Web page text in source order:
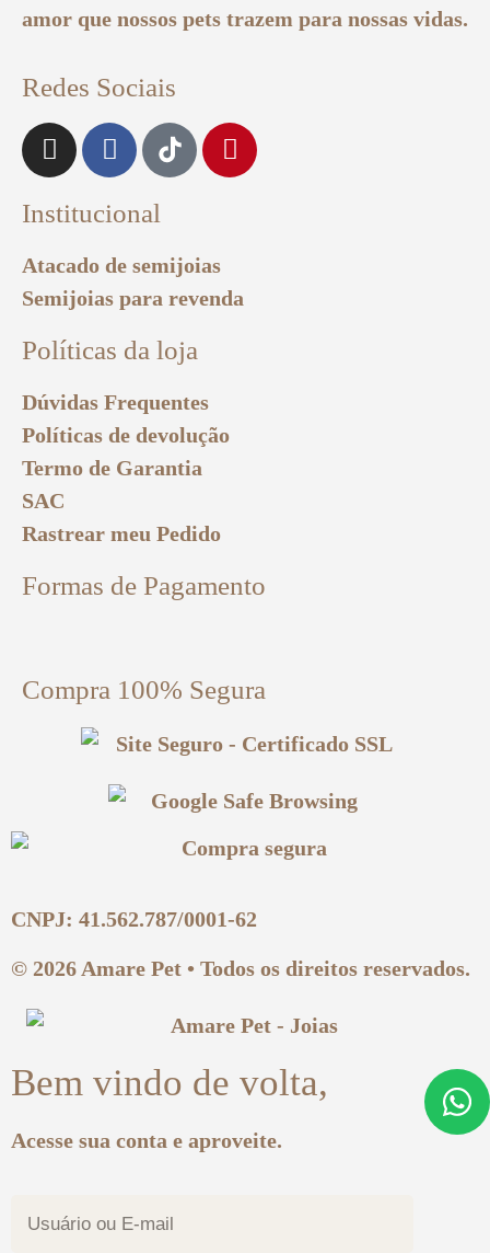
amor que nossos pets trazem para nossas vidas.
Redes Sociais
Institucional
Atacado de semijoias
Semijoias para revenda
Políticas da loja
Dúvidas Frequentes
Políticas de devolução
Termo de Garantia
SAC
Rastrear meu Pedido
Formas de Pagamento
Compra 100% Segura
CNPJ: 41.562.787/0001-62
© 2026 Amare Pet • Todos os direitos reservados.
Bem vindo de volta,
Acesse sua conta e aproveite.